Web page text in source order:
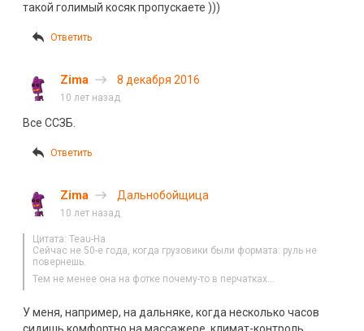
такой голимый косяк пропускаете )))
Ответить
Zima 8 декабря 2016
10 лет назад
Все ССЗБ.
Ответить
Zima Дальнобойщица
10 лет назад
Цитата: Teau-Ha
Сейчас не 50-е года, когда грузовики были формата: руль не
повернешь.
Тем не менее она на фотке почему-то в перчатках…
У меня, например, на дальняке, когда несколько часов